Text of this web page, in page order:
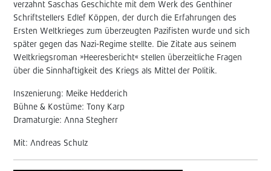
verzahnt Saschas Geschichte mit dem Werk des Genthiner
Schriftstellers Edlef Köppen, der durch die Erfahrungen des
Ersten Weltkrieges zum überzeugten Pazifisten wurde und sich
später gegen das Nazi-Regime stellte. Die Zitate aus seinem
Weltkriegsroman »Heeresbericht« stellen überzeitliche Fragen
über die Sinnhaftigkeit des Kriegs als Mittel der Politik.
Inszenierung: Meike Hedderich
Bühne & Kostüme: Tony Karp
Dramaturgie: Anna Stegherr
Mit: Andreas Schulz